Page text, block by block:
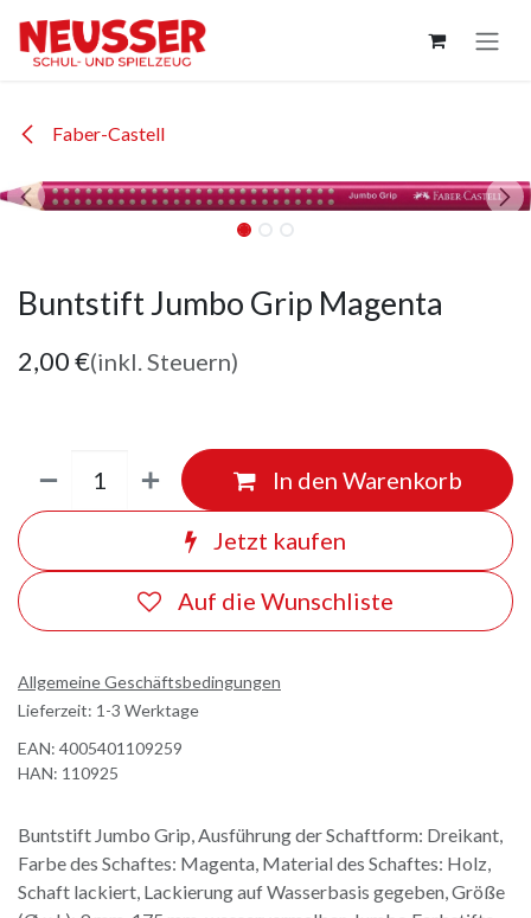
Faber-Castell
Buntstift Jumbo Grip Magenta
2,00€(inkl. Steuern)
In den Warenkorb
Jetzt kaufen
Auf die Wunschliste
Allgemeine Geschäftsbedingungen
Lieferzeit: 1-3 Werktage
EAN: 4005401109259
HAN: 110925
Buntstift Jumbo Grip, Ausführung der Schaftform: Dreikant,
Farbe des Schaftes: Magenta, Material des Schaftes: Holz,
Schaft lackiert, Lackierung auf Wasserbasis gegeben, Größe